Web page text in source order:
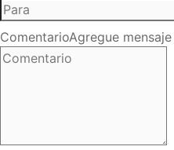
ComentarioAgregue mensaje